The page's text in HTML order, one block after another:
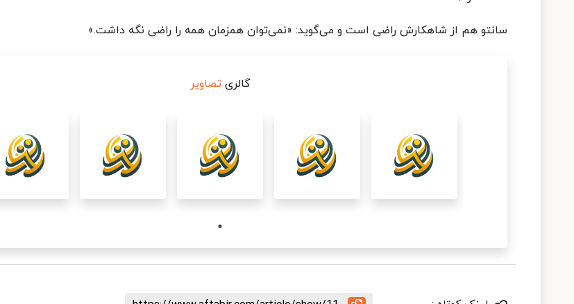
سانتو هم از شاهکارش راضی است و می‌گوید: «نمی‌توان همزمان همه را راضی نگه داشت.»
گالری تصاویر